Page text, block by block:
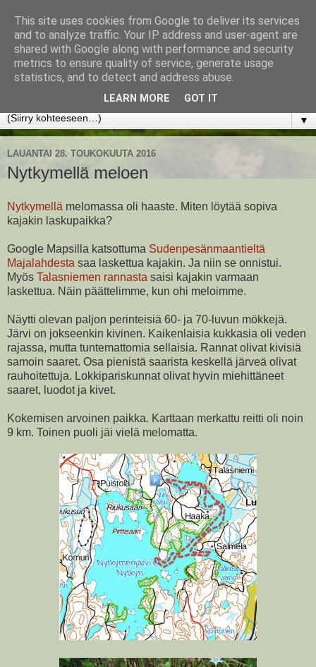
www.jyrkikokko.fi
Uusi Suunta - Jokainen hetki tarjoaa tilaisuuden muuttaa
▼
LAUANTAI 28. TOUKOKUUTA 2016
Nytkymellä meloen
Nytkymellä melomassa oli haaste. Miten löytää sopiva
kajakin laskupaikka?
Google Mapsilla katsottuma Sudenpesänmaantieltä
Majalahdesta saa laskettua kajakin. Ja niin se onnistui.
Myös Talasniemen rannasta saisi kajakin varmaan
laskettua. Näin päättelimme, kun ohi meloimme.
Näytti olevan paljon perinteisiä 60- ja 70-luvun mökkejä.
Järvi on jokseenkin kivinen. Kaikenlaisia kukkasia oli veden
rajassa, mutta tuntemattomia sellaisia. Rannat olivat kivisiä
samoin saaret. Osa pienistä saarista keskellä järveä olivat
rauhoitettuja. Lokkipariskunnat olivat hyvin miehittäneet
saaret, luodot ja kivet.
Kokemisen arvoinen paikka. Karttaan merkattu reitti oli noin
9 km. Toinen puoli jäi vielä melomatta.
This site uses cookies from Google to deliver its services
and to analyze traffic. Your IP address and user-agent are
shared with Google along with performance and security
metrics to ensure quality of service, generate usage
statistics, and to detect and address abuse.
LEARN MORE GOT IT